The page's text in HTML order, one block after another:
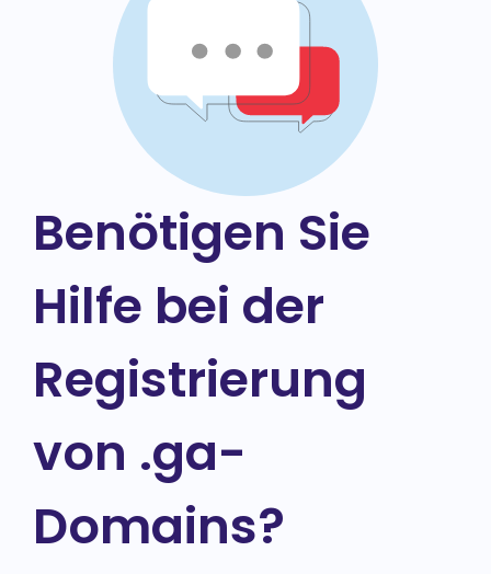
Benötigen Sie
Hilfe bei der
Registrierung
von .ga-
Domains?